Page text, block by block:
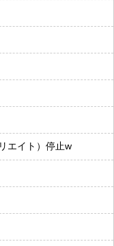
エイト）停止w